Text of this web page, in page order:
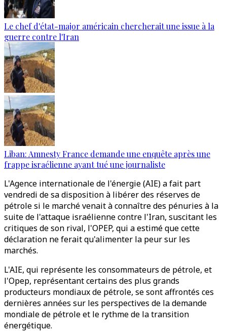
Le chef d'état-major américain chercherait une issue à la
guerre contre l'Iran
Liban: Amnesty France demande une enquête après une
frappe israélienne ayant tué une journaliste
L'Agence internationale de l'énergie (AIE) a fait part
vendredi de sa disposition à libérer des réserves de
pétrole si le marché venait à connaître des pénuries à la
suite de l'attaque israélienne contre l'Iran, suscitant les
critiques de son rival, l'OPEP, qui a estimé que cette
déclaration ne ferait qu'alimenter la peur sur les
marchés.
L'AIE, qui représente les consommateurs de pétrole, et
l'Opep, représentant certains des plus grands
producteurs mondiaux de pétrole, se sont affrontés ces
dernières années sur les perspectives de la demande
mondiale de pétrole et le rythme de la transition
énergétique.